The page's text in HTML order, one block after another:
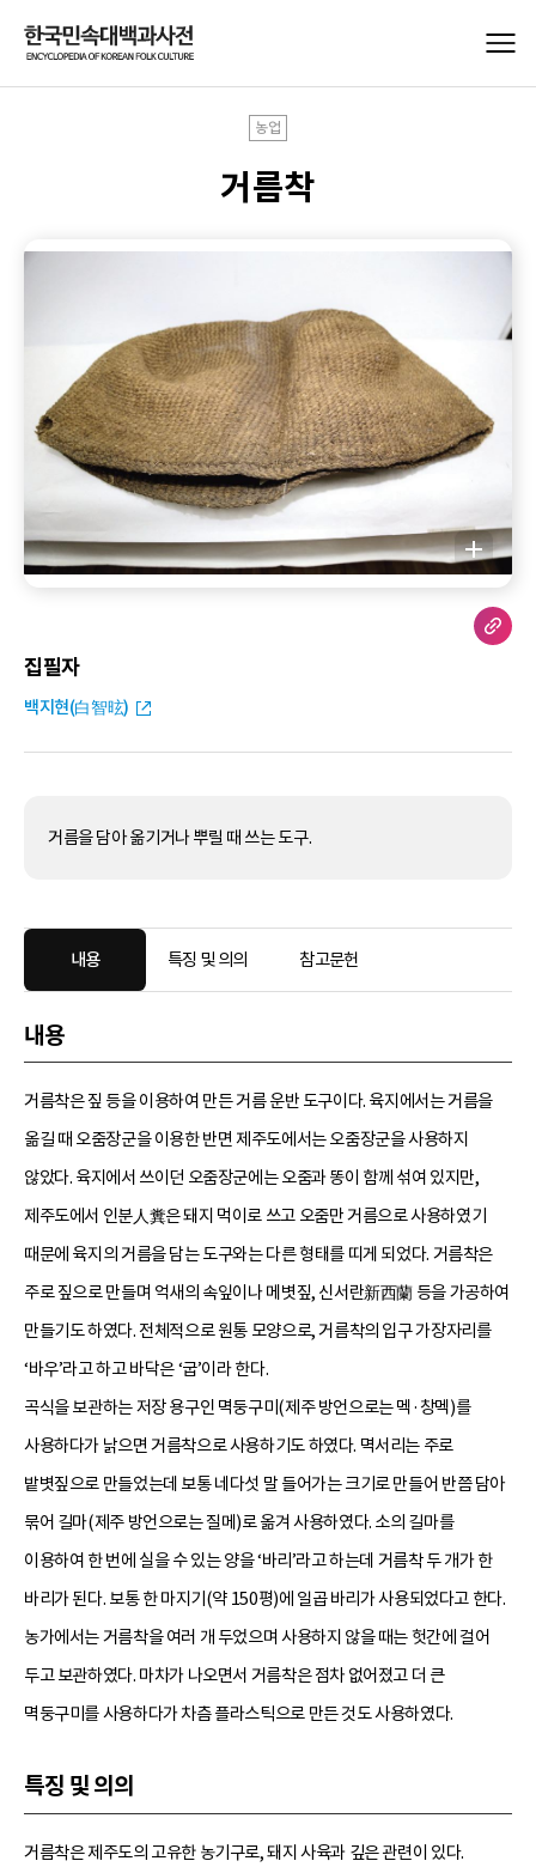
농업
거름착
집필자
백지현(白智昡)
거름을 담아 옮기거나 뿌릴 때 쓰는 도구.
내용 특징 및 의의 참고문헌
내용
거름착은 짚 등을 이용하여 만든 거름 운반 도구이다. 육지에서는 거름을
옮길 때 오줌장군을 이용한 반면 제주도에서는 오줌장군을 사용하지
않았다. 육지에서 쓰이던 오줌장군에는 오줌과 똥이 함께 섞여 있지만,
제주도에서 인분人糞은 돼지 먹이로 쓰고 오줌만 거름으로 사용하였기
때문에 육지의 거름을 담는 도구와는 다른 형태를 띠게 되었다. 거름착은
주로 짚으로 만들며 억새의 속잎이나 메볏짚, 신서란新西蘭 등을 가공하여
만들기도 하였다. 전체적으로 원통 모양으로, 거름착의 입구 가장자리를
‘바우’라고 하고 바닥은 ‘굽’이라 한다.
곡식을 보관하는 저장 용구인 멱둥구미(제주 방언으로는 멕·창멕)를
사용하다가 낡으면 거름착으로 사용하기도 하였다. 멱서리는 주로
밭볏짚으로 만들었는데 보통 네다섯 말 들어가는 크기로 만들어 반쯤 담아
묶어 길마(제주 방언으로는 질메)로 옮겨 사용하였다. 소의 길마를
이용하여 한 번에 실을 수 있는 양을 ‘바리’라고 하는데 거름착 두 개가 한
바리가 된다. 보통 한 마지기(약 150평)에 일곱 바리가 사용되었다고 한다.
농가에서는 거름착을 여러 개 두었으며 사용하지 않을 때는 헛간에 걸어
두고 보관하였다. 마차가 나오면서 거름착은 점차 없어졌고 더 큰
멱둥구미를 사용하다가 차츰 플라스틱으로 만든 것도 사용하였다.
특징 및 의의
거름착은 제주도의 고유한 농기구로, 돼지 사육과 깊은 관련이 있다.